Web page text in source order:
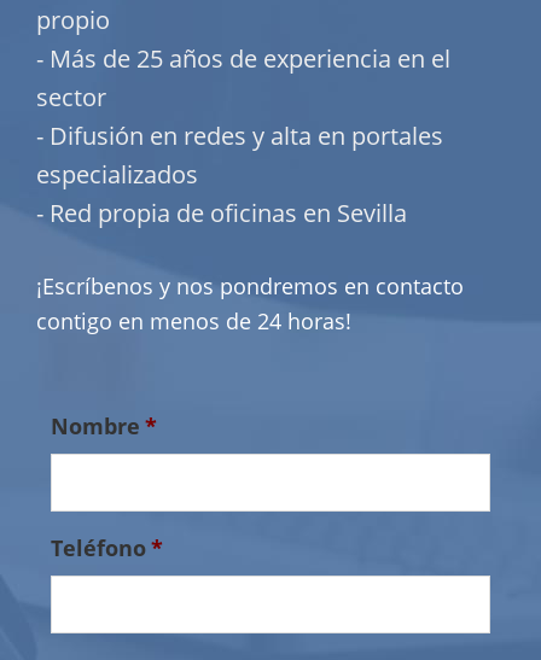
propio
- Más de 25 años de experiencia en el
sector
- Difusión en redes y alta en portales
especializados
- Red propia de oficinas en Sevilla
¡Escríbenos y nos pondremos en contacto
contigo en menos de 24 horas!
Nombre *
Teléfono*